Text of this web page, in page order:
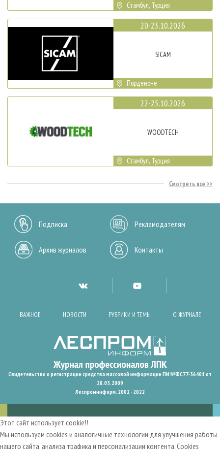
Стамбул, Турция
20-23.10.2026
SICAM
Порденоне
22-25.10.2026
WOODTECH
Стамбул, Турция
Смотреть все
Подписка Рекламодателям
Архив журналов Контакты
ВАЖНОЕ НОВОСТИ РУБРИКИ И ТЕМЫ О ЖУРНАЛЕ
Свидетельство о регистрации средства массовой информации ПИ №ФС77-36401 от
28.05.2009
Леспроминформ. 2002 - 2022
Этот сайт использует cookie!!
Мы используем cookies и аналогичные технологии для улучшения работы
нашего сайта, анализа трафика и персонализации контента. Cookies